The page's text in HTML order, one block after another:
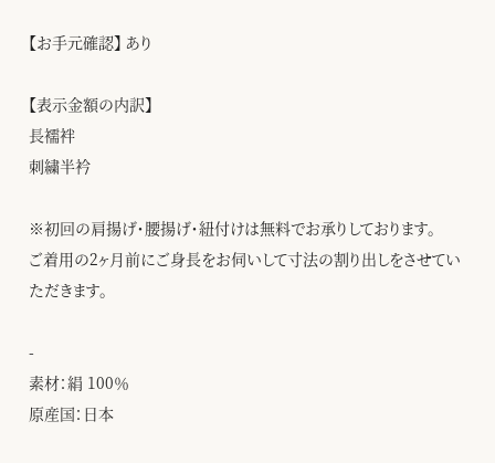
【お手元確認】 あり
【表示金額の内訳】
長襦袢
刺繍半衿
※初回の肩揚げ・腰揚げ・紐付けは無料でお承りしております。
ご着用の2ヶ月前にご身長をお伺いして寸法の割り出しをさせてい
ただきます。
-
素材：絹 100％
原産国：日本